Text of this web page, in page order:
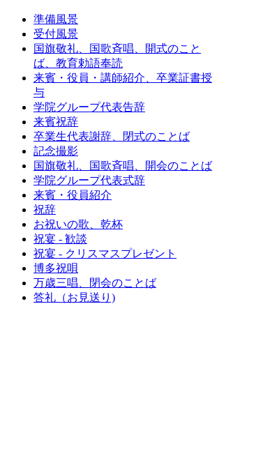
準備風景
受付風景
国旗敬礼、国歌斉唱、開式のこと
ば、教育勅語奉読
来賓・役員・講師紹介、卒業証書授
与
学院グループ代表告辞
来賓祝辞
卒業生代表謝辞、閉式のことば
記念撮影
国旗敬礼、国歌斉唱、開会のことば
学院グループ代表式辞
来賓・役員紹介
祝辞
お祝いの歌、乾杯
祝宴 - 歓談
祝宴 - クリスマスプレゼント
博多祝唄
万歳三唱、閉会のことば
答礼（お見送り)